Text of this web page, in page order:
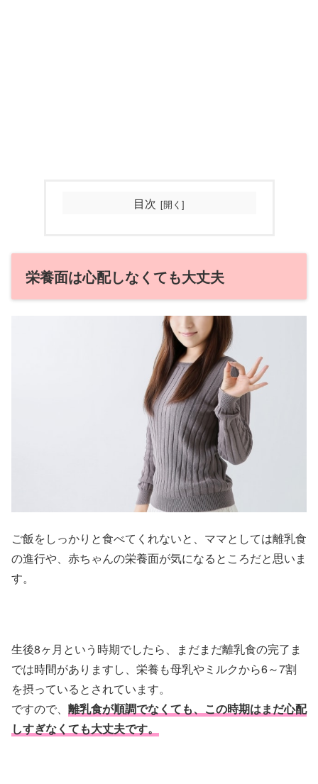
目次
栄養面は心配しなくても大丈夫
ご飯をしっかりと食べてくれないと、ママとしては離乳食
の進行や、赤ちゃんの栄養面が気になるところだと思いま
す。
生後8ヶ月という時期でしたら、まだまだ離乳食の完了ま
では時間がありますし、栄養も母乳やミルクから6～7割
を摂っているとされています。
ですので、 離乳食が順調でなくても、この時期はまだ心配
しすぎなくても大丈夫です。